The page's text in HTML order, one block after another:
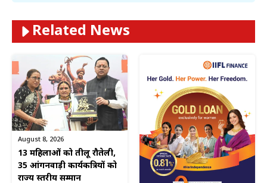
Related News
August 8, 2026
13 महिलाओं को तीलू रौतेली,
35 आंगनवाड़ी कार्यकत्रियों को
राज्य स्तरीय सम्मान